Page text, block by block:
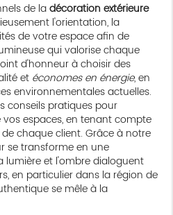
de ladécoration extérieure
l'orientation, la
de votre espace afin de
qui valorise chaque
d'honneur à choisir des
et économes en énergie, en
environnementales actuelles.
conseils pratiques pour
espaces, en tenant compte
chaque client. Grâce à notre
se transforme en une
lumière et l'ombre dialoguent
en particulier dans la région de
se mêle à la